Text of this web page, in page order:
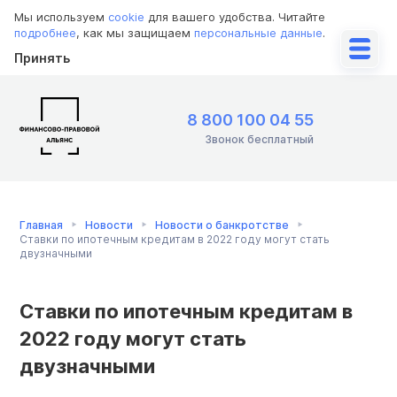
Мы используем cookie для вашего удобства. Читайте
подробнее, как мы защищаем персональные данные.
Принять
8 800 100 04 55
Звонок бесплатный
Главная Новости
Новости о банкротстве
Ставки по ипотечным кредитам в 2022 году могут стать
двузначными
Ставки по ипотечным кредитам в
2022 году могут стать
двузначными